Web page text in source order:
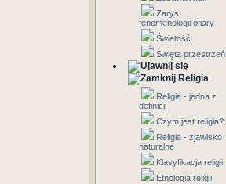
Zarys
fenomenologii ofiary
Świetość
Święta przestrzeń
Religia
Religia - jedna z
definicji
Czym jest religia?
Religia - zjawisko
naturalne
Klasyfikacja religii
Etnologia religii